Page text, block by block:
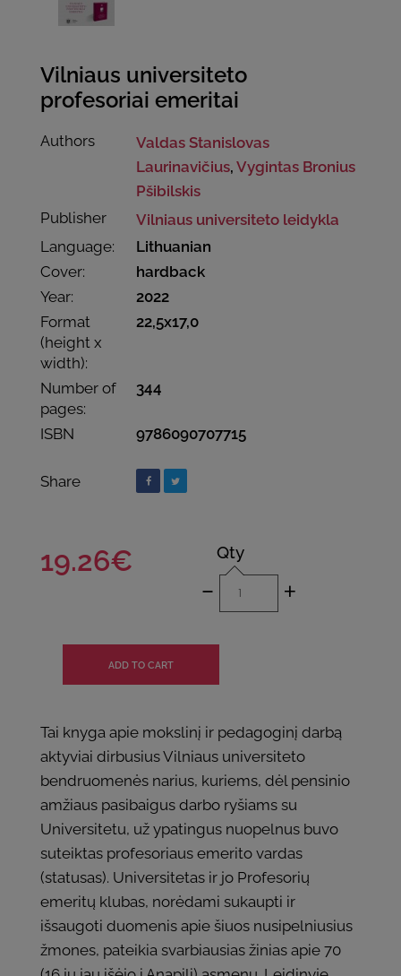
Vilniaus universiteto
profesoriai emeritai
Authors
Valdas Stanislovas
Laurinavičius,Vygintas Bronius
Pšibilskis
Publisher
Vilniaus universiteto leidykla
Language:
Lithuanian
Cover:
hardback
Year:
2022
Format
(height x
width):
22,5x17,0
Number of
pages:
344
ISBN 9786090707715
Share
19.26€ Qty
- +
Tai knyga apie mokslinį ir pedagoginį darbą
aktyviai dirbusius Vilniaus universiteto
bendruomenės narius, kuriems, dėl pensinio
amžiaus pasibaigus darbo ryšiams su
Universitetu, už ypatingus nuopelnus buvo
suteiktas profesoriaus emerito vardas
(statusas). Universitetas ir jo Profesorių
emeritų klubas, norėdami sukaupti ir
išsaugoti duomenis apie šiuos nusipelniusius
žmones, pateikia svarbiausias žinias apie 70